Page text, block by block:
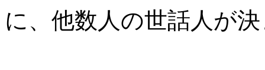
に、他数人の世話人が